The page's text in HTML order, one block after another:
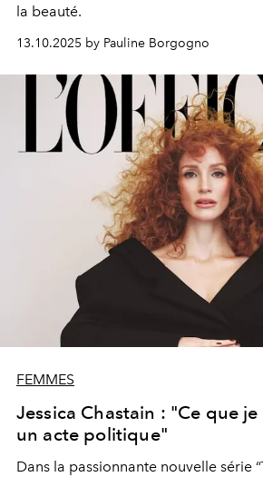
la beauté.
13.10.2025 by Pauline Borgogno
FEMMES
Jessica Chastain : "Ce que
un acte politique"
Dans la passionnante nouvelle série